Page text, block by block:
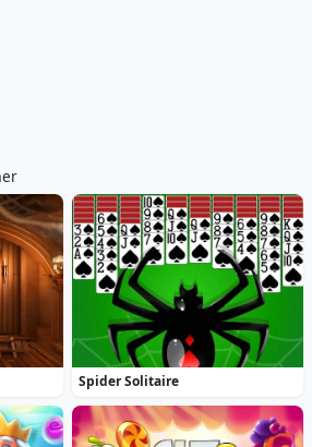
Spider Solitaire